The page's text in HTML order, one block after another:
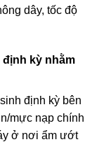
dây, tốc độ
định kỳ nhằm
định kỳ bên
mực nạp chính
ở nơi ẩm ướt